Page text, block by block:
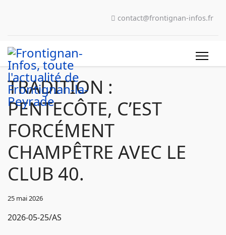
contact@frontignan-infos.fr
TRADITION :
PENTECÔTE, C’EST
FORCÉMENT
CHAMPÊTRE AVEC LE
CLUB 40.
25 mai 2026
2026-05-25/AS